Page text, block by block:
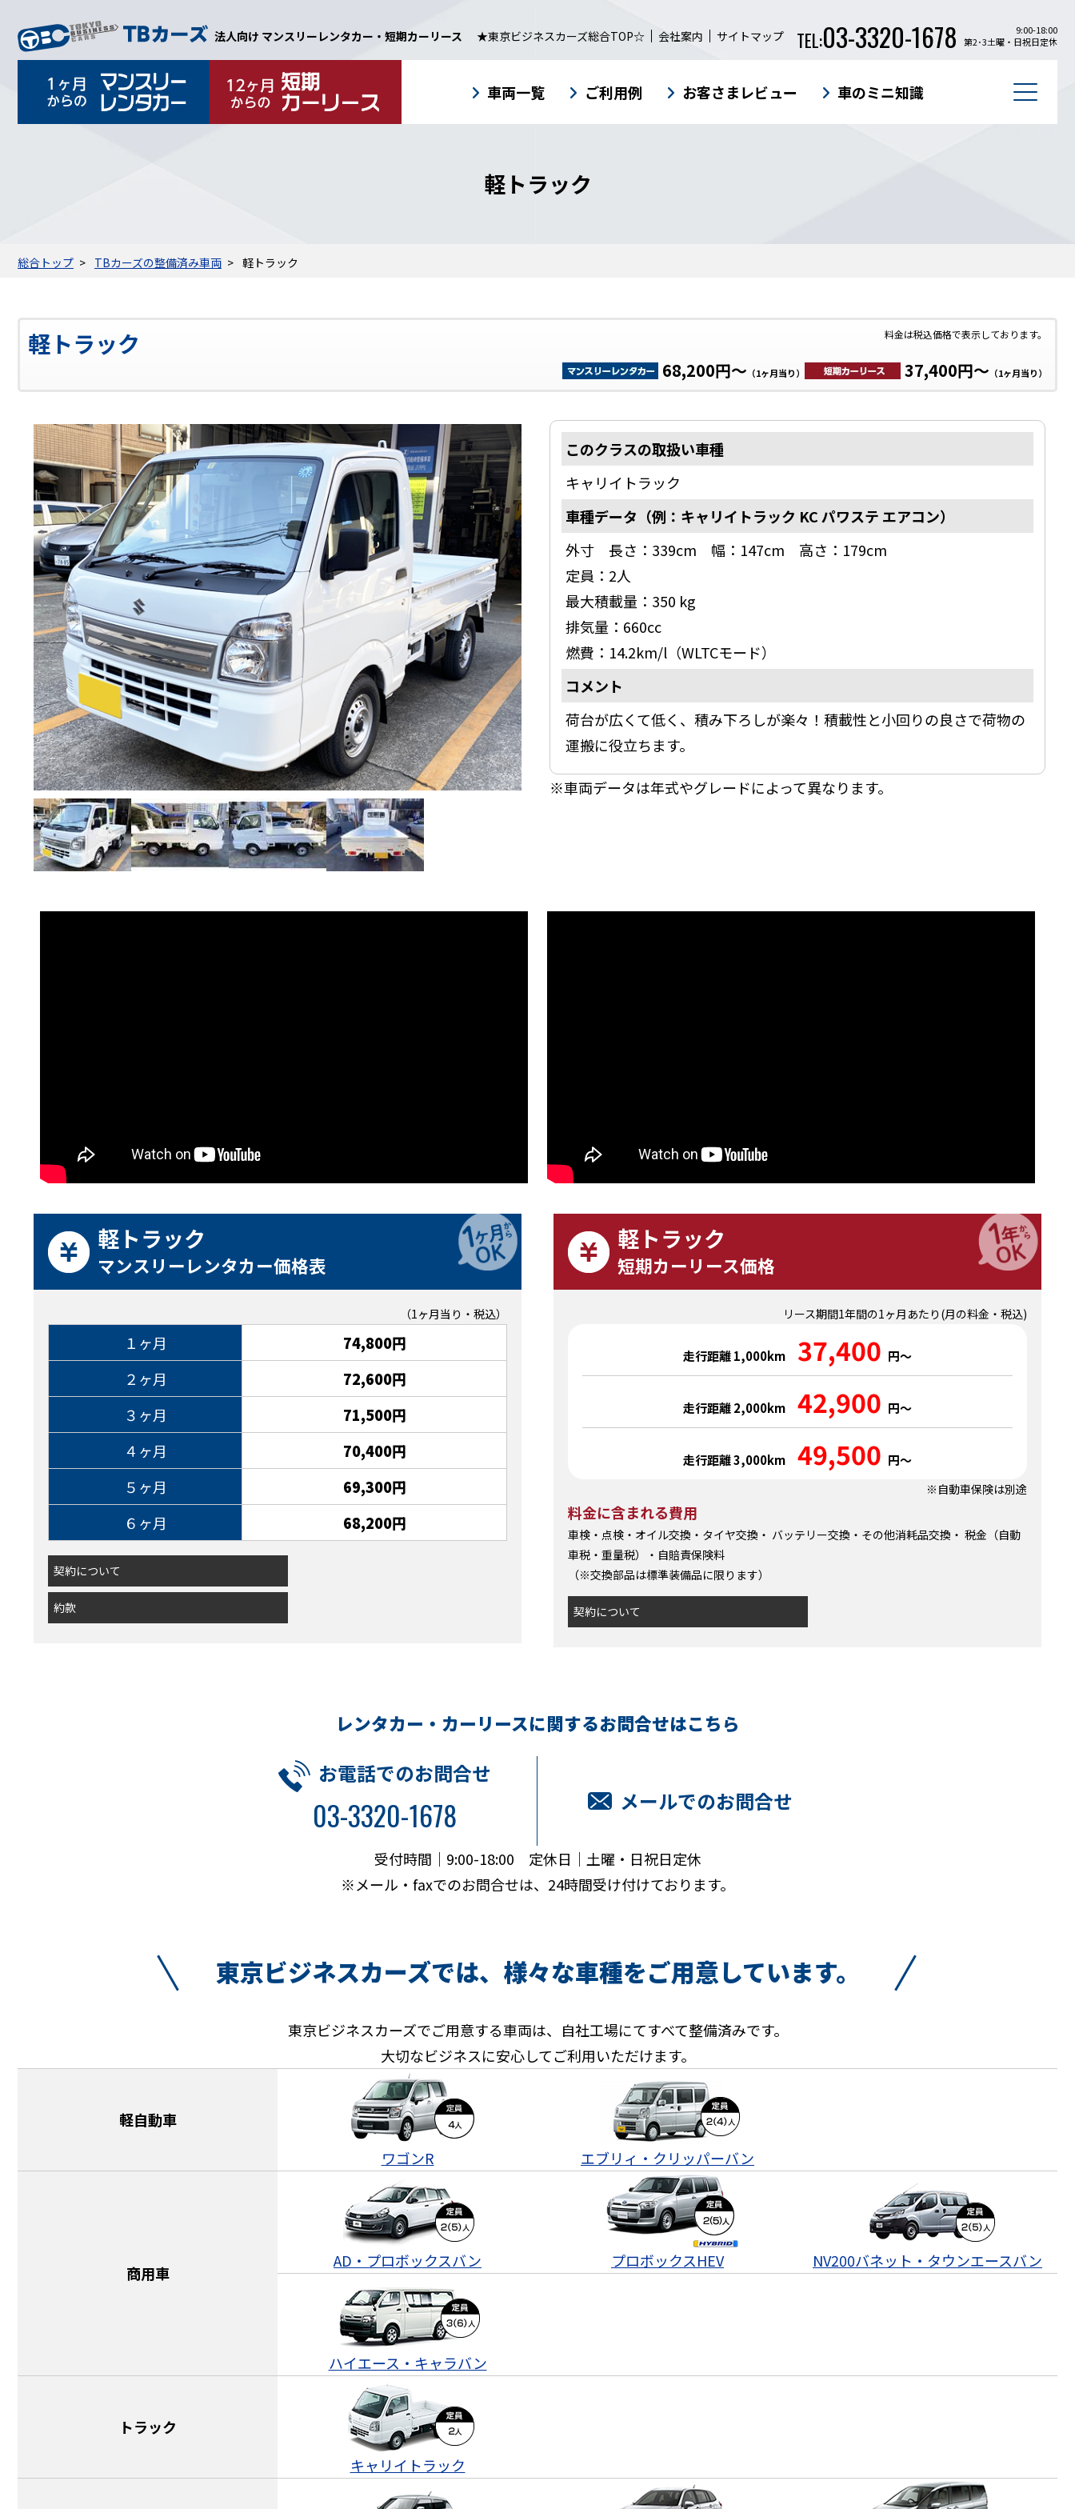
法人向け マンスリーレンタカー・短期カーリース ★東京ビジネスカーズ総合TOP☆ 会社案内 サイトマップ TEL:03-3320-1678
9:00-18:00
第2･3土曜・日祝日定休
車両一覧 ご利用例 お客さまレビュー 車のミニ知識
東京ビジネスカーズ総合TOP
契約について
料金表
ＴＢカーズの整備済み車両
ＴＢカーズの「くるまづくり」
コラム「クルマのミニ知識」
ETCカードレンタル
お客様レビュー
ご利用事例
ブログ
お知らせ
新入庫情報
キャンペーン
会社案内
プライバシーポリシー
特定商取引に基づく表示
サイトマップ
キャンペーン情報 クルマのミニ知識 お問合せ・お見積り
営業時間｜9:00～18:00
定休日｜第2･3土曜日・日曜日・祝日
軽トラック
総合トップ TBカーズの整備済み車両 軽トラック
軽トラック 料金は税込価格で表示しております。
68,200円～ （1ヶ月当り） 37,400円～ （1ヶ月当り）
このクラスの取扱い車種
キャリイトラック
車種データ（例：キャリイトラック KC パワステ エアコン）
外寸 長さ：339cm 幅：147cm 高さ：179cm
定員：2人
最大積載量：350 kg
排気量：660cc
燃費：14.2km/l（WLTCモード）
コメント
荷台が広くて低く、積み下ろしが楽々！積載性と小回りの良さで荷物の
運搬に役立ちます。
※車両データは年式やグレードによって異なります。
軽トラック
マンスリーレンタカー価格表
（1ヶ月当り・税込）
１ヶ月
74,800円
２ヶ月
72,600円
３ヶ月
71,500円
４ヶ月
70,400円
５ヶ月
69,300円
６ヶ月
68,200円
契約について
約款
軽トラック
短期カーリース価格
リース期間1年間の1ヶ月あたり(月の料金・税込)
走行距離 1,000km 37,400 円～
走行距離 2,000km 42,900 円～
走行距離 3,000km 49,500 円～
※自動車保険は別途
料金に含まれる費用
車検・点検・オイル交換・タイヤ交換・ バッテリー交換・その他消耗品交換・ 税金（自動
車税・重量税）・自賠責保険料
（※交換部品は標準装備品に限ります）
契約について
レンタカー・カーリースに関するお問合せはこちら
お電話でのお問合せ
03-3320-1678 メールでのお問合せ
受付時間｜9:00-18:00 定休日｜土曜・日祝日定休
※メール・faxでのお問合せは、24時間受け付けております。
東京ビジネスカーズでは、 様々な車種をご用意しています。
東京ビジネスカーズでご用意する車両は、自社工場にてすべて整備済みです。
大切なビジネスに安心してご利用いただけます。
軽自動車
ワゴンR
エブリィ・クリッパーバン
商用車
AD・プロボックスバン プロボックスHEV NV200バネット・タウンエースバン
ハイエース・キャラバン
トラック
キャリイトラック